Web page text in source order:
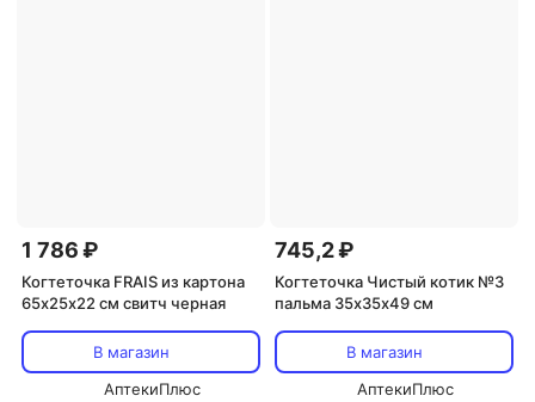
1 786 ₽
Когтеточка FRAIS из картона
65х25х22 см свитч черная
В магазин
АптекиПлюс
745,2 ₽
Когтеточка Чистый котик №3
пальма 35х35х49 см
В магазин
АптекиПлюс